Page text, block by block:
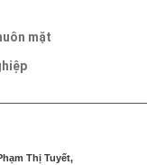
mặt
Thị Tuyết,